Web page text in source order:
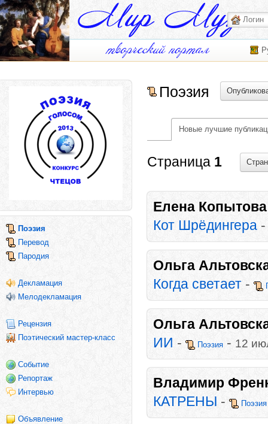
Поэзия
Перевод
Пародия
Декламация
Мелодекламация
Рецензия
Поэтический мастер-класс
Событие
Репортаж
Интервью
Объявление
Поэзия
Новые лучшие
Страница 1
Елена Копытова
Кот Шрёдингера
Ольга
Когда светает-
Ольга
ИИ - Поэзия - 12
Владимир
КАТРЕНЫ - Поэзия